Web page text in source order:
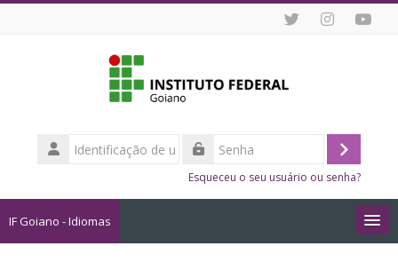
Identificação
de
Acessar
Esqueceu o seu usuário ou senha?
IF Goiano - Idiomas